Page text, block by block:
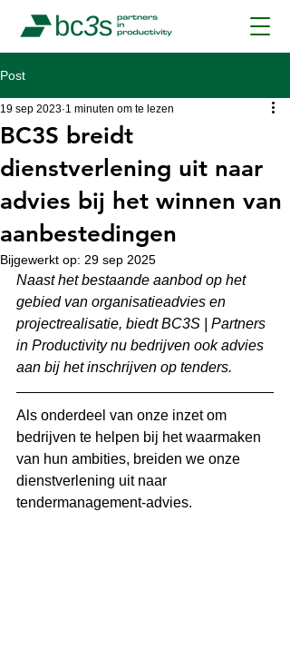
Post
BC3S breidt
dienstverlening uit naar
advies bij het winnen van
aanbestedingen
19 sep 2023 1 minuten om te lezen
Bijgewerkt op: 29 sep 2025
Naast het bestaande aanbod op het
gebied van organisatieadvies en
projectrealisatie, biedt BC3S | Partners
in Productivity nu bedrijven ook advies
aan bij het inschrijven op tenders.
Als onderdeel van onze inzet om
bedrijven te helpen bij het waarmaken
van hun ambities, breiden we onze
dienstverlening uit naar
tendermanagement-advies.